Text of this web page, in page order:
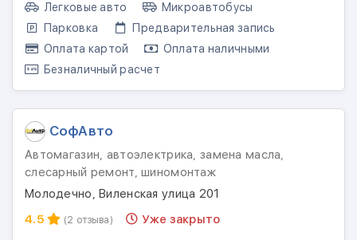
Легковые авто
Микроавтобусы
Парковка
Предварительная запись
Оплата картой
Оплата наличными
Безналичный расчет
СофАвто
Автомагазин, автоэлектрика, замена масла,
слесарный ремонт, шиномонтаж
Молодечно, Виленская улица 201
4.5
(2 отзыва) Уже закрыто